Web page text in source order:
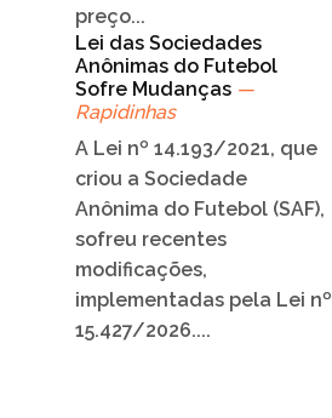
preço...
Lei das Sociedades
Anônimas do Futebol
Sofre Mudanças —
Rapidinhas
A Lei nº 14.193/2021, que
criou a Sociedade
Anônima do Futebol (SAF),
sofreu recentes
modificações,
implementadas pela Lei nº
15.427/2026....